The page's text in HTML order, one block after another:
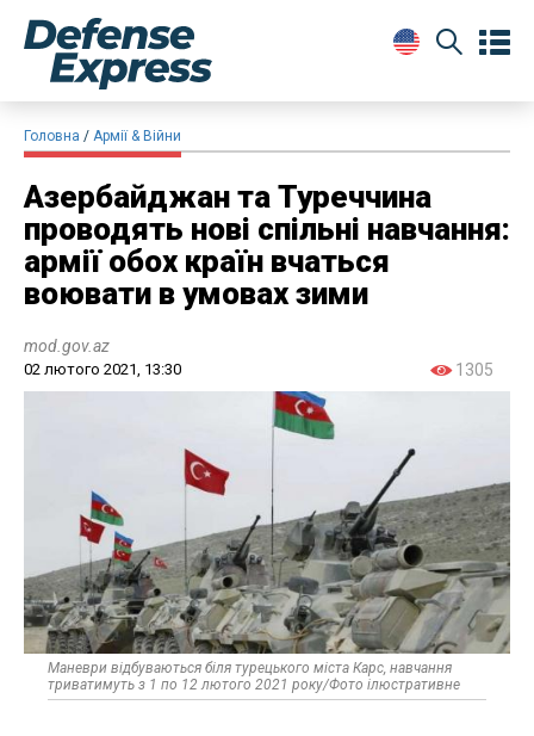
Головна Армії & Війни
Азербайджан та Туреччина
проводять нові спільні навчання:
армії обох країн вчаться
воювати в умовах зими
mod.gov.az
02 лютого 2021, 13:30 1305
Маневри відбуваються біля турецького міста Карс, навчання
триватимуть з 1 по 12 лютого 2021 року/Фото ілюстративне